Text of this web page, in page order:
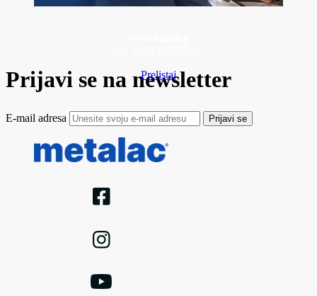
Prelistaj
Prijavi se na newsletter
E-mail adresa Prijavi se